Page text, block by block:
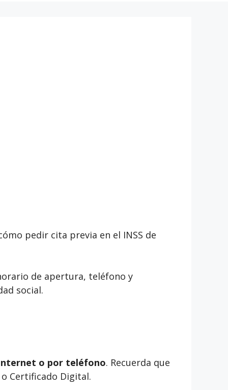
pedir cita previa en el INSS de
de apertura, teléfono y
social.
o por teléfono. Recuerda que
Certificado Digital.